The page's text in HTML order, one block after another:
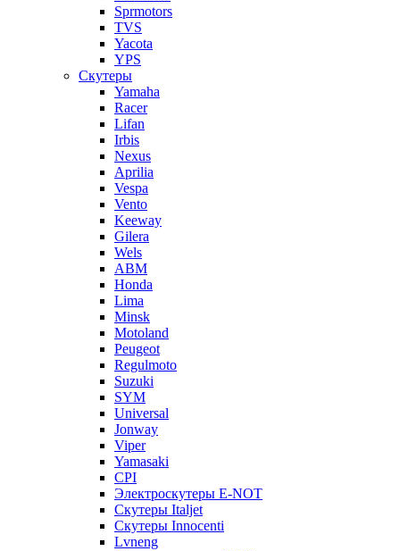
Sprmotors
TVS
Yacota
YPS
Скутеры
Yamaha
Racer
Lifan
Irbis
Nexus
Aprilia
Vespa
Vento
Keeway
Gilera
Wels
ABM
Honda
Lima
Minsk
Motoland
Peugeot
Regulmoto
Suzuki
SYM
Universal
Jonway
Viper
Yamasaki
CPI
Электроскутеры E-NOT
Скутеры Italjet
Скутеры Innocenti
Lvneng